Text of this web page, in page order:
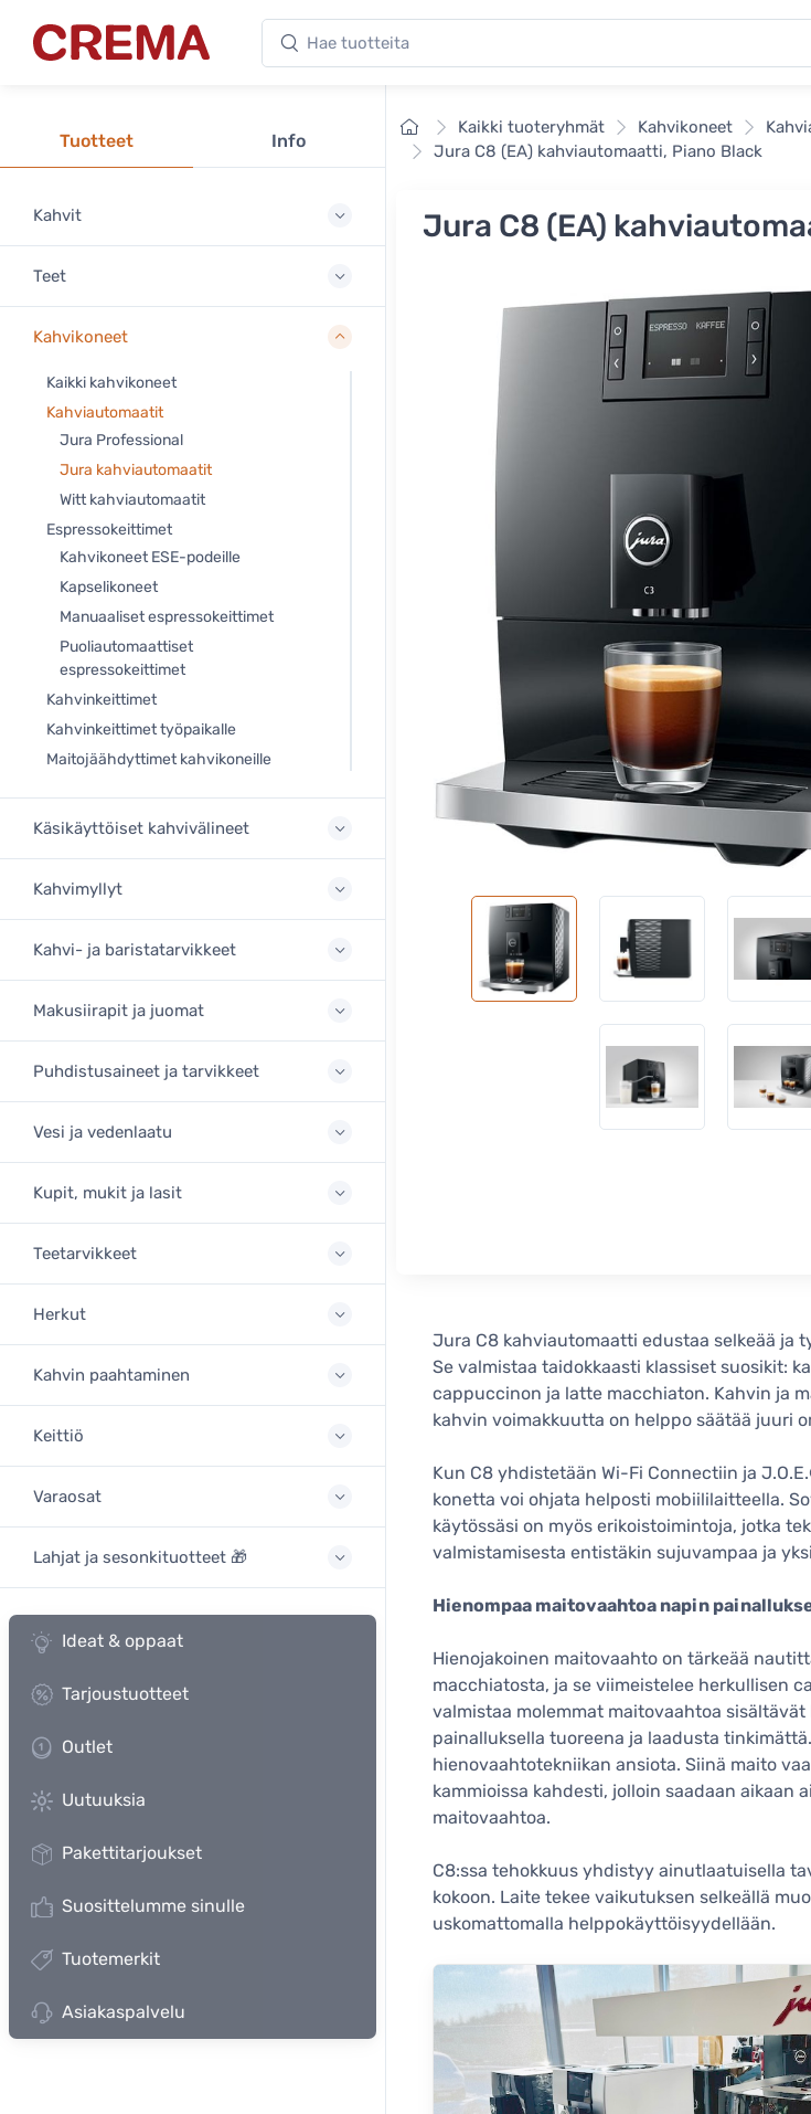
Crema Hae tuotteita
Tuotteet Info
Kahvit
Teet
Kahvikoneet
Kaikki kahvikoneet
Kahviautomaatit
Jura Professional
Jura kahviautomaatit
Witt kahviautomaatit
Espressokeittimet
Kahvikoneet ESE-podeille
Kapselikoneet
Manuaaliset espressokeittimet
Puoliautomaattiset
espressokeittimet
Kahvinkeittimet
Kahvinkeittimet työpaikalle
Maitojäähdyttimet kahvikoneille
Käsikäyttöiset kahvivälineet
Kahvimyllyt
Kahvi- ja baristatarvikkeet
Makusiirapit ja juomat
Puhdistusaineet ja tarvikkeet
Vesi ja vedenlaatu
Kupit, mukit ja lasit
Teetarvikkeet
Herkut
Kahvin paahtaminen
Keittiö
Varaosat
Lahjat ja sesonkituotteet 🎁
Ideat & oppaat
Tarjoustuotteet
Outlet
Uutuuksia
Pakettitarjoukset
Suosittelumme sinulle
Tuotemerkit
Asiakaspalvelu
EtusivuKaikki tuoteryhmät Kahvikoneet
Jura C8 (EA) kahviautomaatti, Piano Black
Jura C8 (EA)
Jura C8 kahviautomaatti edustaa selkeää ja
Se valmistaa taidokkaasti klassiset suosikit:
cappuccinon ja latte macchiaton. Kahvin ja
kahvin voimakkuutta on helppo säätää juuri
Kun C8 yhdistetään Wi-Fi Connectiin ja
konetta voi ohjata helposti mobiililaitteella.
käytössäsi on myös erikoistoimintoja, jotka
valmistamisesta entistäkin sujuvampaa ja
Hienompaa maitovaahtoa napin
Hienojakoinen maitovaahto on tärkeää
macchiatosta, ja se viimeistelee herkullisen
valmistaa molemmat maitovaahtoa sisältävät
painalluksella tuoreena ja laadusta
hienovaahtotekniikan ansiota. Siinä maito
kammioissa kahdesti, jolloin saadaan aikaan
maitovaahtoa.
C8:ssa tehokkuus yhdistyy ainutlaatuisella
kokoon. Laite tekee vaikutuksen selkeällä
uskomattomalla helppokäyttöisyydellään.